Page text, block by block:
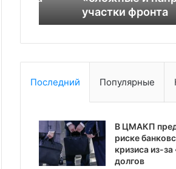
участки фронта
Последний Популярные
В ЦМАКП
риске
кризиса из-за
долгов